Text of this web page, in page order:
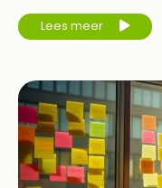
Lees meer